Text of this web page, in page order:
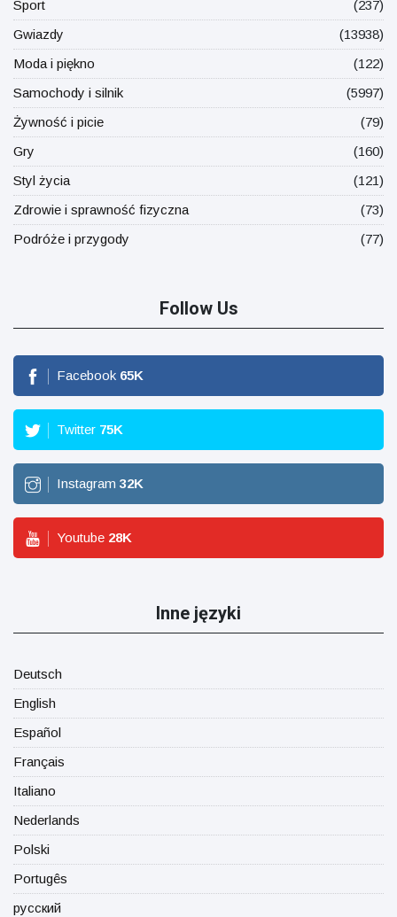
Sport
(237)
Gwiazdy
(13938)
Moda i piękno
(122)
Samochody i silnik
(5997)
Żywność i picie
(79)
Gry
(160)
Styl życia
(121)
Zdrowie i sprawność fizyczna
(73)
Podróże i przygody
(77)
Follow Us
Facebook 65K
Twitter 75K
Instagram 32K
Youtube 28K
Inne języki
Deutsch
English
Español
Français
Italiano
Nederlands
Polski
Portugês
русский